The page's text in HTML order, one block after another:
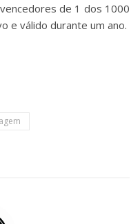
de 1 dos 1000
e válido durante um ano.